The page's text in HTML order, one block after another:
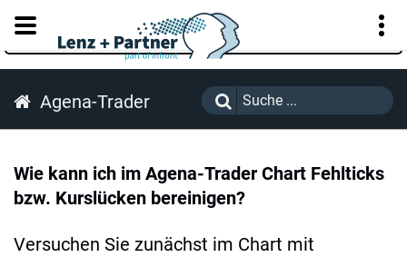
KUNDENPORTAL
Agena-Trader
Wie kann ich im Agena-Trader Chart Fehlticks
bzw. Kurslücken bereinigen?
Versuchen Sie zunächst im Chart mit